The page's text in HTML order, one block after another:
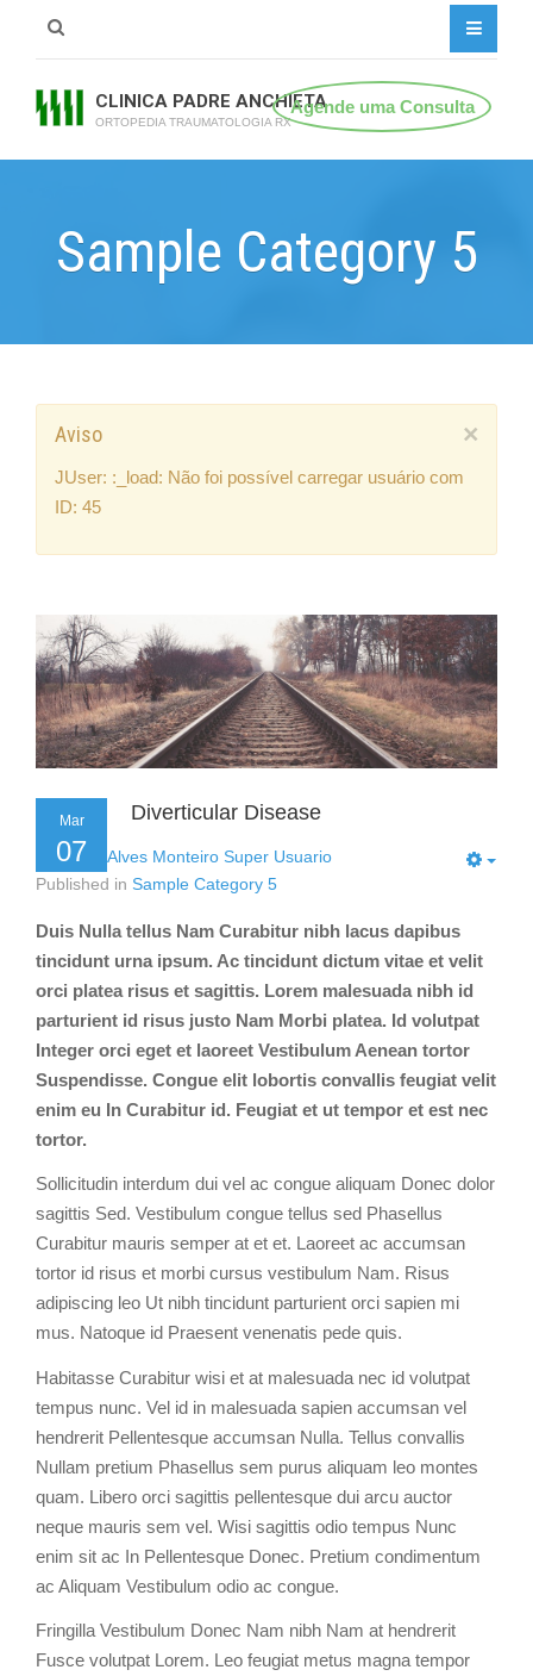
CLINICA PADRE ANCHIETA
ORTOPEDIA TRAUMATOLOGIA RX
Agende uma Consulta
Sample Category 5
×
Aviso
JUser: :_load: Não foi possível carregar usuário com
ID: 45
Mar
07
Diverticular Disease
Flavio Alves Monteiro Super Usuario
Published in Sample Category 5
Duis Nulla tellus Nam Curabitur nibh lacus dapibus
tincidunt urna ipsum. Ac tincidunt dictum vitae et velit
orci platea risus et sagittis. Lorem malesuada nibh id
parturient id risus justo Nam Morbi platea. Id volutpat
Integer orci eget et laoreet Vestibulum Aenean tortor
Suspendisse. Congue elit lobortis convallis feugiat velit
enim eu In Curabitur id. Feugiat et ut tempor et est nec
tortor.
Sollicitudin interdum dui vel ac congue aliquam Donec dolor
sagittis Sed. Vestibulum congue tellus sed Phasellus
Curabitur mauris semper at et et. Laoreet ac accumsan
tortor id risus et morbi cursus vestibulum Nam. Risus
adipiscing leo Ut nibh tincidunt parturient orci sapien mi
mus. Natoque id Praesent venenatis pede quis.
Habitasse Curabitur wisi et at malesuada nec id volutpat
tempus nunc. Vel id in malesuada sapien accumsan vel
hendrerit Pellentesque accumsan Nulla. Tellus convallis
Nullam pretium Phasellus sem purus aliquam leo montes
quam. Libero orci sagittis pellentesque dui arcu auctor
neque mauris sem vel. Wisi sagittis odio tempus Nunc
enim sit ac In Pellentesque Donec. Pretium condimentum
ac Aliquam Vestibulum odio ac congue.
Fringilla Vestibulum Donec Nam nibh Nam at hendrerit
Fusce volutpat Lorem. Leo feugiat metus magna tempor